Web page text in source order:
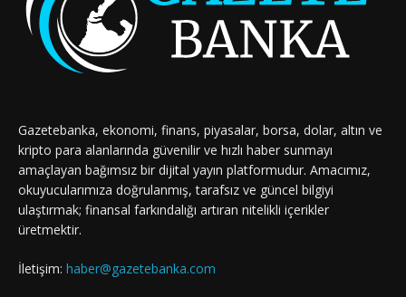
Gazetebanka, ekonomi, finans, piyasalar, borsa, dolar, altın ve
kripto para alanlarında güvenilir ve hızlı haber sunmayı
amaçlayan bağımsız bir dijital yayın platformudur. Amacımız,
okuyucularımıza doğrulanmış, tarafsız ve güncel bilgiyi
ulaştırmak; finansal farkındalığı artıran nitelikli içerikler
üretmektir.
İletişim: haber@gazetebanka.com